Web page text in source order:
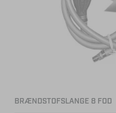
BRÆNDSTOFSLANGE 8 FOD